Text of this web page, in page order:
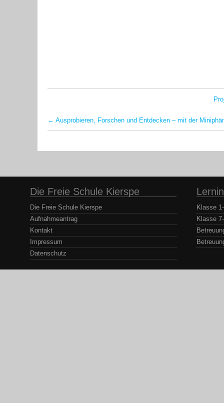
← Ausprobieren, Forschen und Entdecken – mit der
Die Freie Schule Kierspe
Die Freie Schule Kierspe
Aufnahmeantrag
Kontakt
Impressum
Datenschutz
Klasse
Klasse